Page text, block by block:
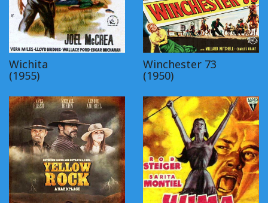
Wichita
(1955)
Winchester 73
(1950)